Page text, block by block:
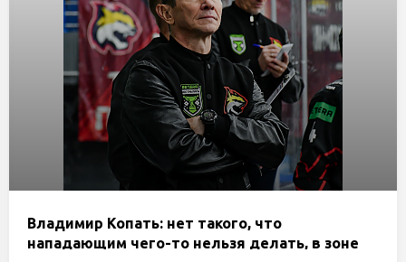
Владимир Копать: нет такого, что
нападающим чего-то нельзя делать, в зоне